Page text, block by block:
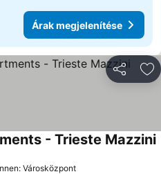
Árak megjelenítése
- Trieste Mazzini
Városközpont